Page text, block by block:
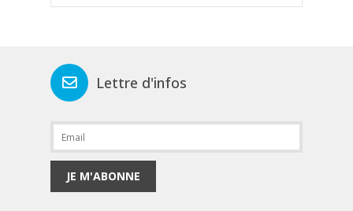
Lettre d'infos
JE M'ABONNE